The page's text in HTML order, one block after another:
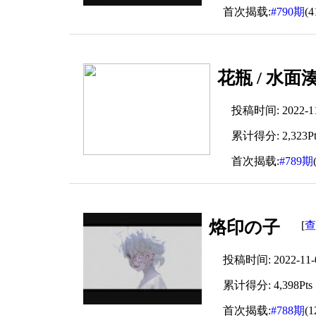
首次揭载:#790期
花瓶 / 水面
投稿时间: 2022-
累计得分:
首次揭载:#789期
烙印の子 [
投稿时间: 2022-11-
累计得分: 4,398Pts
首次揭载:#788期